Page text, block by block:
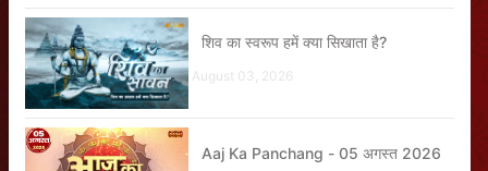
शिव का स्वरूप हमें क्या सिखाता है?
August 03, 2026
Aaj Ka Panchang - 05 अगस्त 2026